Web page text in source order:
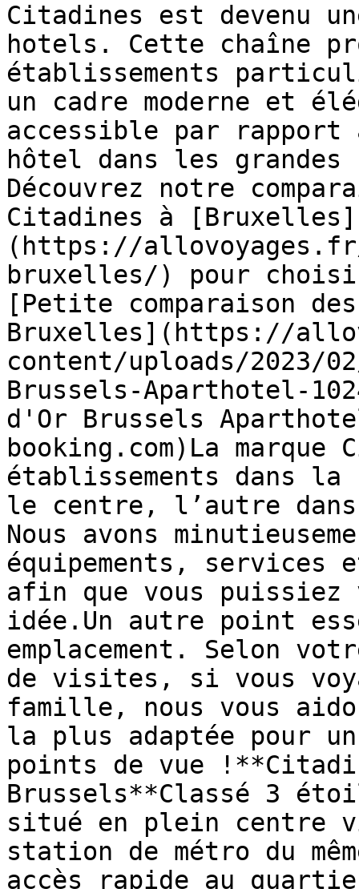
Citadines est devenu
hotels. Cette chaîne
établissements
un cadre moderne et
accessible par rapport
hôtel dans les grandes
Découvrez notre
Citadines à [Bruxelles]
(https://
bruxelles/) pour
[Petite comparaison
Bruxelles](https://
content/uploads/2023/
Brussels-Aparthotel-
d'Or Brussels
booking.com)La marque
établissements dans
le centre, l’autre
Nous avons
équipements,
afin que vous
idée.Un autre point
emplacement. Selon
de visites, si vous
famille, nous vous
la plus adaptée pour
points de vue
Brussels**Classé 3
situé en plein centre
station de métro du
accès rapide au